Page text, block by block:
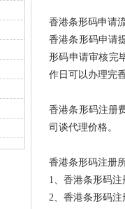
香港条形码申请
香港条形码申请
形码申请审核完
作日可以办理完
香港条形码注册
司谈代理价格。
香港条形码注册
1、香港条形码注
2、香港条形码注